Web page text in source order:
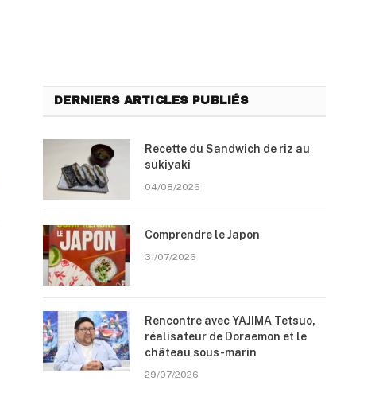
DERNIERS ARTICLES PUBLIÉS
Recette du Sandwich de riz au
sukiyaki
04/08/2026
Comprendre le Japon
31/07/2026
Rencontre avec YAJIMA Tetsuo,
réalisateur de Doraemon et le
château sous-marin
29/07/2026